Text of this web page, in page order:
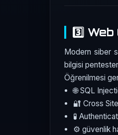
3️⃣
Modern siber
bilgisi
Öğrenilmesi
🌐 SQL
🔐 Cross
🧪
⚙️ güvenlik